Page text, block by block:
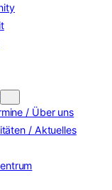
/ Über uns
/ Aktuelles